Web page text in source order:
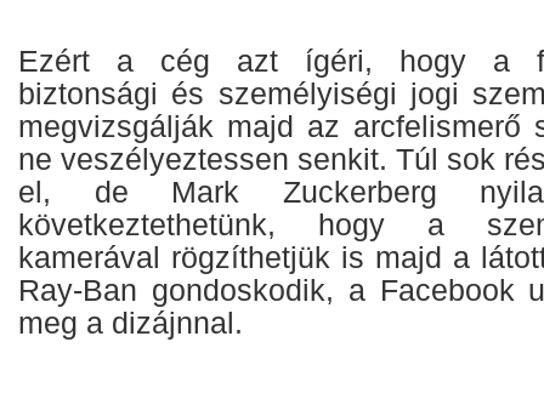
Ezért a cég azt ígéri, hogy a
biztonsági és személyiségi jogi
megvizsgálják majd az arcfelismerő
ne veszélyeztessen senkit. Túl sok
el, de Mark Zuckerberg
következtethetünk, hogy a
kamerával rögzíthetjük is majd a
Ray-Ban gondoskodik, a Facebook
meg a dizájnnal.